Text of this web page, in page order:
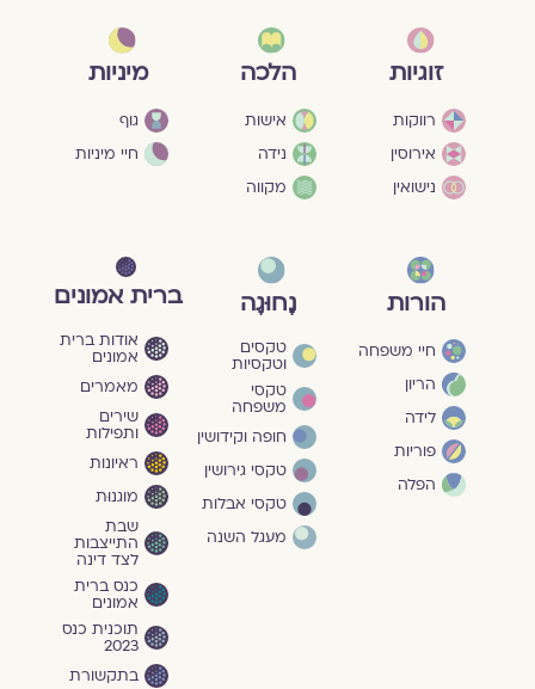
זוגיות
רווקות
אירוסין
נישואין
הלכה
אישות
נידה
מקווה
מיניות
גוף
חיי מיניות
הורות
חיי משפחה
הריון
לידה
פוריות
הפלה
נָחוּגָה
טקסים
וטקסיות
טקסי
משפחה
חופה וקידושין
טקסי גירושין
טקסי אבלות
מעגל השנה
ברית אמונים
אודות ברית
אמונים
מאמרים
שירים
ותפילות
ראיונות
מוגנוּת
שבת
התייצבות
לצד דינה
כנס ברית
אמונים
תוכנית כנס
2023
בתקשורת